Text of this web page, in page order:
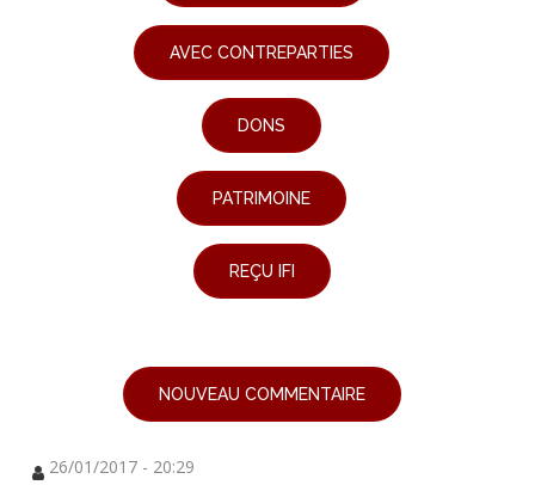
AVEC CONTREPARTIES
DONS
PATRIMOINE
REÇU IFI
NOUVEAU COMMENTAIRE
26/01/2017 - 20:29